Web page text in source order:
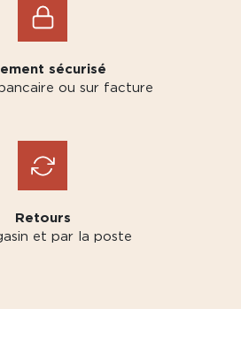
sécurisé
ou sur facture
Retours
et par la poste